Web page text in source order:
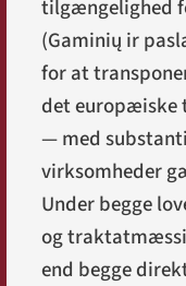
tilgængelighed
(Gaminių ir
for at
det europæiske
— med
virksomheder
Under begge
og
end begge